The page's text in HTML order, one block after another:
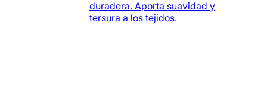
duradera. Aporta suavidad y
tersura a los tejidos.